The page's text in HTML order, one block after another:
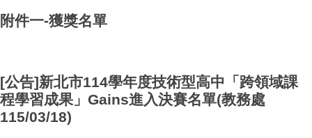
附件一-獲獎名單
[公告]新北市114學年度技術型高中「跨領域課
程學習成果」Gains進入決賽名單(教務處
115/03/18)